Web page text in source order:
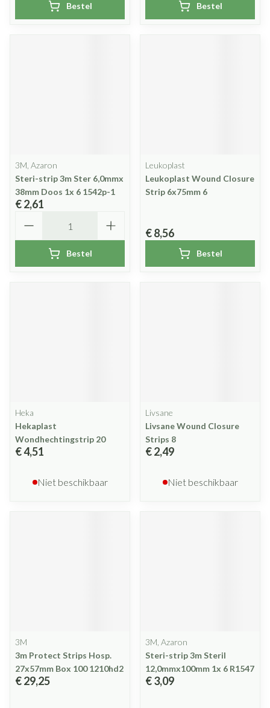
Bestel Bestel
3M, Azaron
Steri-strip 3m Ster 6,0mmx
38mm Doos 1x 6 1542p-1
€ 2,61
Bestel
Leukoplast
Leukoplast Wound Closure
Strip 6x75mm 6
€ 8,56
Bestel
Heka
Hekaplast
Wondhechtingstrip 20
€ 4,51
Niet beschikbaar
Livsane
Livsane Wound Closure
Strips 8
€ 2,49
Niet beschikbaar
3M
3m Protect Strips Hosp.
27x57mm Box 100 1210hd2
€ 29,25
3M, Azaron
Steri-strip 3m Steril
12,0mmx100mm 1x 6 R1547
€ 3,09